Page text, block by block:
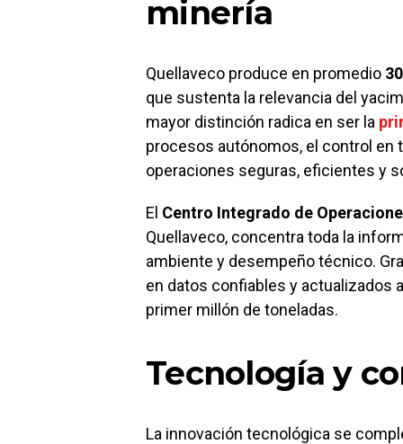
minería
Quellaveco produce en promedio
que sustenta la relevancia del
mayor distinción radica en ser la
procesos autónomos, el control en
operaciones seguras, eficientes y
El Centro Integrado de
Quellaveco, concentra toda la
ambiente y desempeño técnico.
en datos confiables y actualizados
primer millón de toneladas.
Tecnología y
La innovación tecnológica se